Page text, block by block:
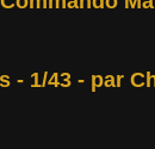
- 1/43 - par